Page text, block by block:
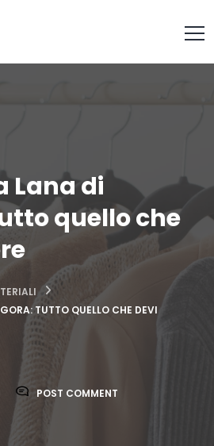
Lana di
quello che
TUTTO QUELLO CHE DEVI
POST COMMENT